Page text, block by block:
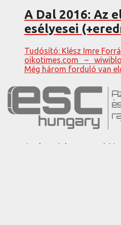
A Dal 2016: Az
esélyesei
Tudósító: Klész Imre
oikotimes.com –
Még három forduló van
2005 óta kutatjuk az Eurovízió